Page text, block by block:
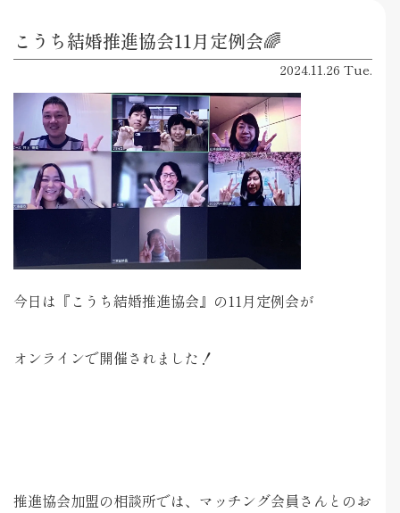
こうち結婚推進協会11月定例会🌈
2024.11.26 Tue.
今日は『こうち結婚推進協会』の11月定例会が
オンラインで開催されました！
推進協会加盟の相談所では、マッチング会員さんとのお